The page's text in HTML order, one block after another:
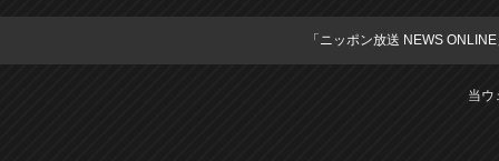
「ニッポン放送 NEWS
当ウ